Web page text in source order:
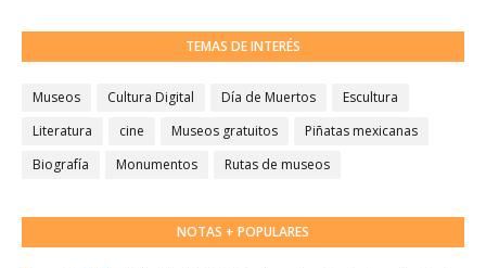
TEMAS DE INTERÉS
Museos Cultura Digital Día de Muertos
Escultura
Literatura
cine Museos gratuitos
Piñatas mexicanas
Biografía
Monumentos Rutas de museos
NOTAS + POPULARES